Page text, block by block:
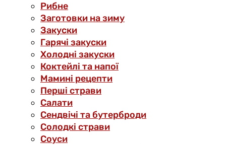
Рибне
Заготовки на зиму
Закуски
Гарячі закуски
Холодні закуски
Коктейлі та напої
Мамині рецепти
Перші страви
Салати
Сендвічі та бутерброди
Солодкі страви
Соуси